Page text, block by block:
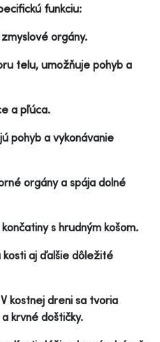
funkciu:
orgány.
telu, umožňuje pohyb a
a pľúca.
pohyb a vykonávanie
orgány a spája dolné
s hrudným košom.
aj ďalšie dôležité
kostnej dreni sa tvoria
krvné doštičky.